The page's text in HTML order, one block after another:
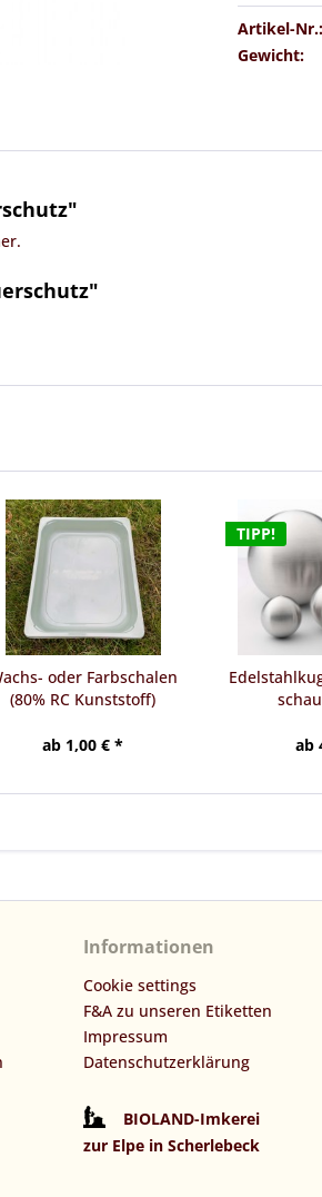
Artikel-Nr.:
Gewicht:
oder Farbschalen
(80% RC Kunststoff)
ab 1,00 € *
TIPP!
ab
Informationen
Cookie settings
F&A zu unseren Etiketten
Impressum
Datenschutzerklärung
BIOLAND-Imkerei
zur Elpe in Scherlebeck